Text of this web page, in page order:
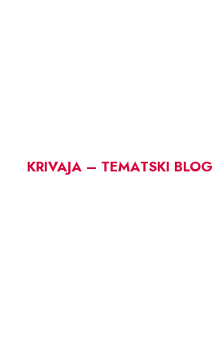
KRIVAJA – TEMATSKI BLOG